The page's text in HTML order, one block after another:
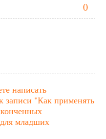
0
написать
записи "Как применять
младших